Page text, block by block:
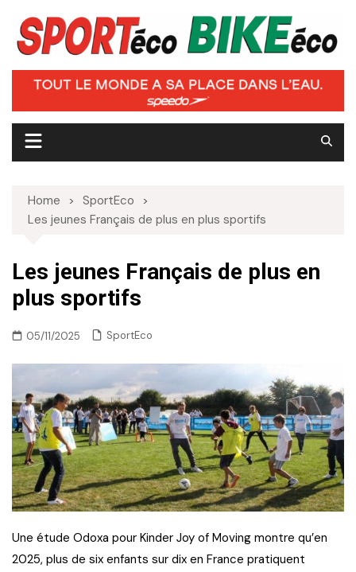
content
Home
SportEco
Les jeunes Français de plus en plus sportifs
Les jeunes Français de plus en
plus sportifs
05/11/2025 SportEco
Une étude Odoxa pour Kinder Joy of Moving montre qu’en
2025, plus de six enfants sur dix en France pratiquent